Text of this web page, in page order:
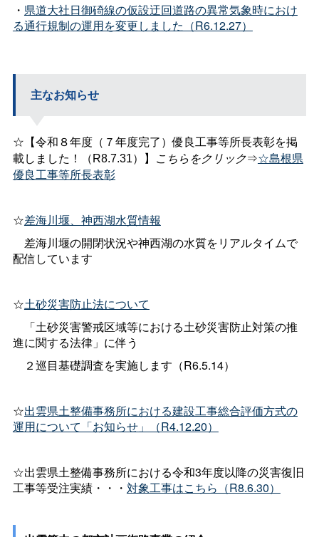
・ 県道大社日御碕線の仮設迂回道路の異常気象時におけ
る通行規制の運用を変更しました（R6.12.27）
主なお知らせ
☆【令和８年度（７年度完了）優良工事等所長表彰を掲
載しました！（R8.7.31）】
こちらをクリック⇒☆島根県
優良工事等所長表彰
☆差海川堰、神西湖水質情報
差海川堰の開閉状況や神西湖の水質をリアルタイムで
配信しています
☆土砂災害防止法について
「土砂災害警戒区域等における土砂災害防止対策の推
進に関する法律」に伴う
２巡目基礎調査を実施します（R6.5.14）
☆出雲県土整備事務所における建設工事総合評価方式の
運用について「お知らせ」（R4.12.20）
☆出雲県土整備事務所における令和3年度以降の災害復旧
工事等受注実績・・・ 対象工事はこちら（R8.6.30）